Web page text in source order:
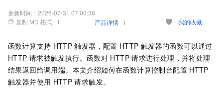
更新时间： 2026-07-31 07:00:36
复制 MD 格式
产品详情 我的收藏
函数计算支持 HTTP 触发器，配置 HTTP 触发器的函数可以通过
HTTP 请求被触发执行。函数对 HTTP 请求进行处理，并将处理
结果返回给调用端。本文介绍如何在函数计算控制台配置 HTTP
触发器并使用 HTTP 请求触发。